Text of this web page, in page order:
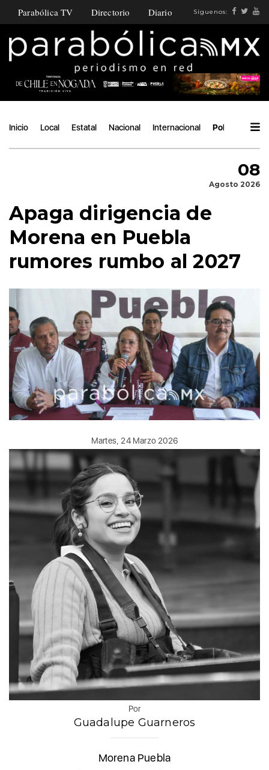
Parabólica TV Directorio Diario Síguenos:
Inicio Local Estatal Nacional Internacional Política
08
Agosto 2026
Apaga dirigencia de
Morena en Puebla
rumores rumbo al 2027
Martes, 24 Marzo 2026
Por
Guadalupe Guarneros
Morena Puebla